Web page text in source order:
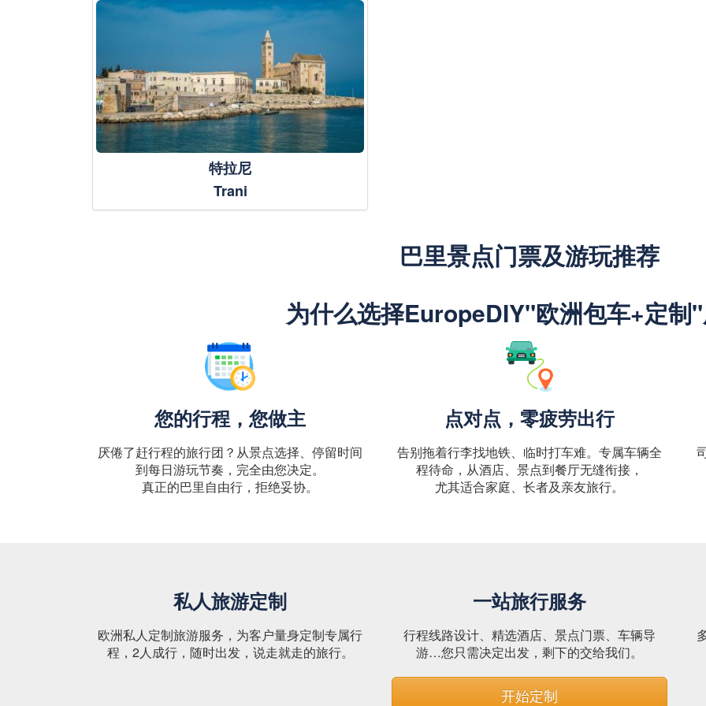
特拉尼
Trani
巴里景点门票及游玩推荐
为什么选择EuropeDIY"欧洲包车+定制
您的行程，您做主
厌倦了赶行程的旅行团？从景点选择、停留时间
到每日游玩节奏，完全由您决定。
真正的巴里自由行，拒绝妥协。
点对点，零疲劳出行
告别拖着行李找地铁、临时打车难。专属车辆全
程待命，从酒店、景点到餐厅无缝衔接，
尤其适合家庭、长者及亲友旅行。
私人旅游定制
欧洲私人定制旅游服务，为客户量身定制专属行
程，2人成行，随时出发，说走就走的旅行。
一站旅行服务
行程线路设计、精选酒店、景点门票、车辆导
游…您只需决定出发，剩下的交给我们。
开始定制